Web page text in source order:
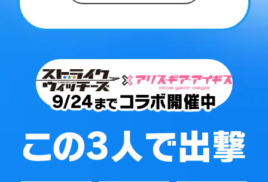
9/24までコラボ開催中
この3人で出撃